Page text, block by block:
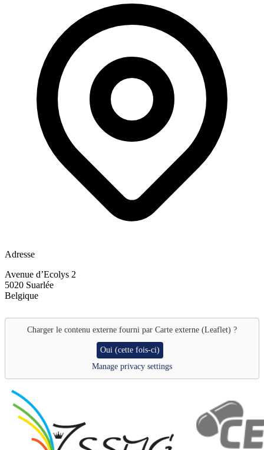
Adresse
Avenue d’Ecolys 2
5020 Suarlée
Belgique
Charger le contenu externe fourni par Carte externe (Leaflet) ?
Oui (cette fois-ci)
Manage privacy settings